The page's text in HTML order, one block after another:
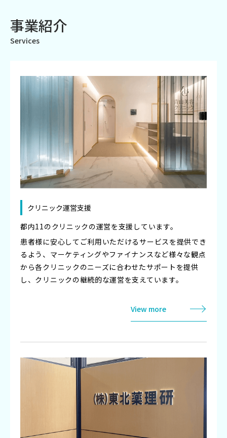
事業紹介
Services
クリニック運営支援
都内11のクリニックの運営を支援しています。
患者様に安心してご利用いただけるサービスを提供でき
るよう、マーケティングやファイナンスなど様々な観点
から各クリニックのニーズに合わせたサポートを提供
し、クリニックの継続的な運営を支えています。
View more